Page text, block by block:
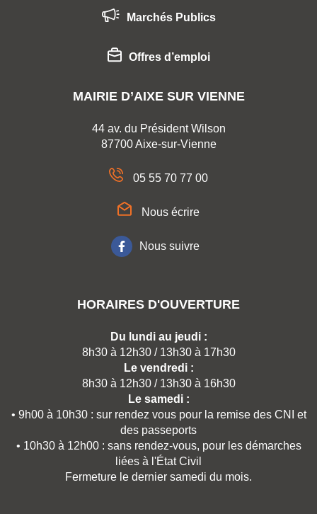
Marchés Publics
Offres d’emploi
MAIRIE D’AIXE SUR VIENNE
44 av. du Président Wilson
87700 Aixe-sur-Vienne
05 55 70 77 00
Nous écrire
Nous suivre
HORAIRES D'OUVERTURE
Du lundi au jeudi :
8h30 à 12h30 / 13h30 à 17h30
Le vendredi :
8h30 à 12h30 / 13h30 à 16h30
Le samedi :
• 9h00 à 10h30 : sur rendez vous pour la remise des CNI et
des passeports
• 10h30 à 12h00 : sans rendez-vous, pour les démarches
liées à l'État Civil
Fermeture le dernier samedi du mois.